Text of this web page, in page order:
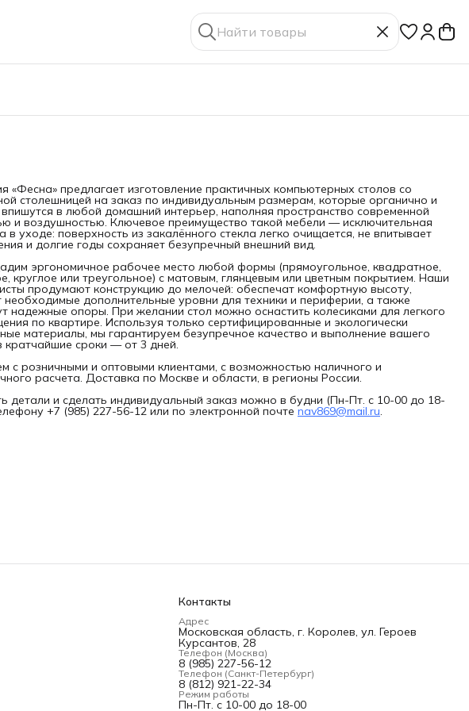
«Фесна» предлагает изготовление практичных компьютерных столов со
столешницей на заказ по индивидуальным размерам, которые органично и
впишутся в любой домашний интерьер, наполняя пространство современной
и воздушностью. Ключевое преимущество такой мебели — исключительная
в уходе: поверхность из закалённого стекла легко очищается, не впитывает
и долгие годы сохраняет безупречный внешний вид.
эргономичное рабочее место любой формы (прямоугольное, квадратное,
круглое или треугольное) с матовым, глянцевым или цветным покрытием. Наши
продумают конструкцию до мелочей: обеспечат комфортную высоту,
необходимые дополнительные уровни для техники и периферии, а также
надежные опоры. При желании стол можно оснастить колесиками для легкого
по квартире. Используя только сертифицированные и экологически
материалы, мы гарантируем безупречное качество и выполнение вашего
кратчайшие сроки — от 3 дней.
с розничными и оптовыми клиентами, с возможностью наличного и
расчета. Доставка по Москве и области, в регионы России.
детали и сделать индивидуальный заказ можно в будни (Пн-Пт. с 10-00 до 18-
+7 (985) 227-56-12 или по электронной почтеnav869@mail.ru.
Контакты
Адрес
Московская область, г. Королев, ул. Героев
Курсантов, 28
Телефон (Москва)
8 (985) 227-56-12
Телефон (Санкт-Петербург)
8 (812) 921-22-34
Режим работы
Пн-Пт. с 10-00 до 18-00